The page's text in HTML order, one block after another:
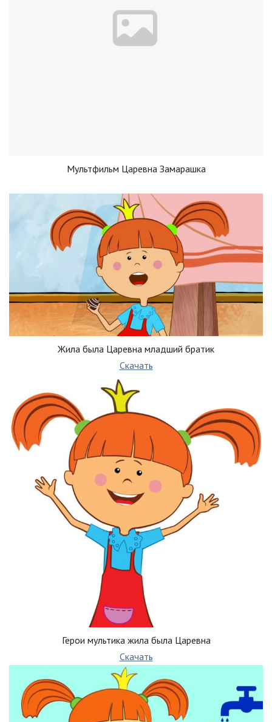
Мультфильм Царевна Замарашка
Жила была Царевна младший братик
Скачать
Герои мультика жила была Царевна
Скачать